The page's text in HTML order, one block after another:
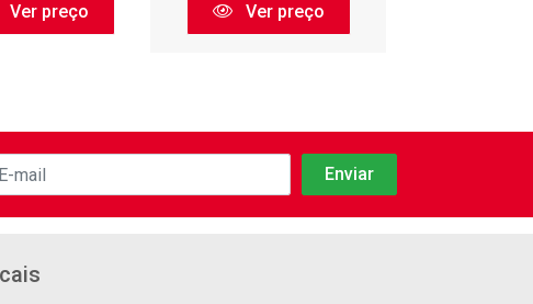
Ver preço Ver preço